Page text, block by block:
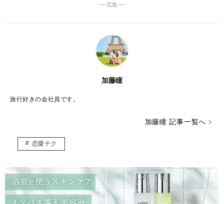
― 広告 ―
加藤瞳
旅行好きの会社員です。
加藤瞳 記事一覧へ
恋愛テク